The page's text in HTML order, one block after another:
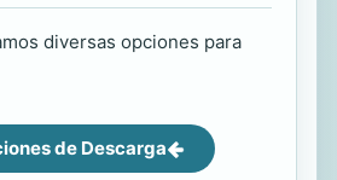
diversas opciones para
de Descarga